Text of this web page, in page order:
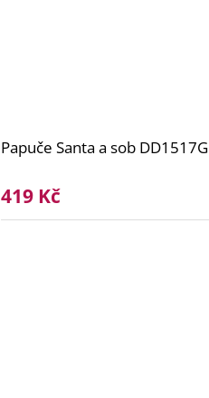
Papuče Santa a sob DD1517G
419 Kč